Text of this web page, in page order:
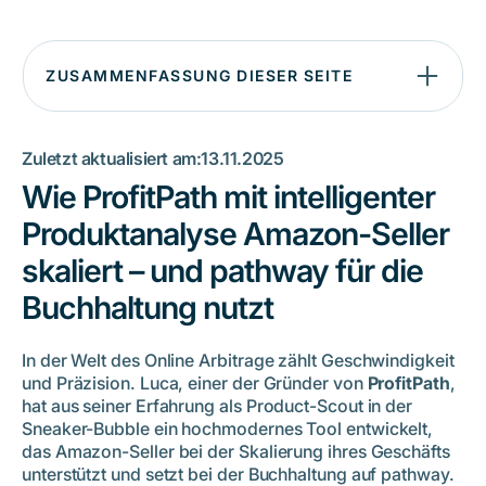
ZUSAMMENFASSUNG DIESER SEITE
Von der Sneaker-Szene zum Tech-Startup: Wie ProfitPath
entstand
Die Problemlösung für Amazon Seller Central
Typische Kunden bei ProfitPath
Darum ist Online Arbitrage so effizient für Amazon
Einsteiger
Vorteile von ProfitPath
Zuletzt aktualisiert am:13.11.2025
Wie ProfitPath mit intelligenter
Produktanalyse Amazon-Seller
skaliert – und pathway für die
Buchhaltung nutzt
In der Welt des Online Arbitrage zählt Geschwindigkeit
und Präzision. Luca, einer der Gründer von ProfitPath,
hat aus seiner Erfahrung als Product-Scout in der
Sneaker-Bubble ein hochmodernes Tool entwickelt,
das Amazon-Seller bei der Skalierung ihres Geschäfts
unterstützt und setzt bei der Buchhaltung auf pathway.